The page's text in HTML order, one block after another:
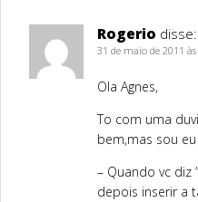
Rogerio disse:
31 de maio de 2011
Ola Agnes,
To com uma
bem,mas sou
– Quando vc diz
depois inserir a